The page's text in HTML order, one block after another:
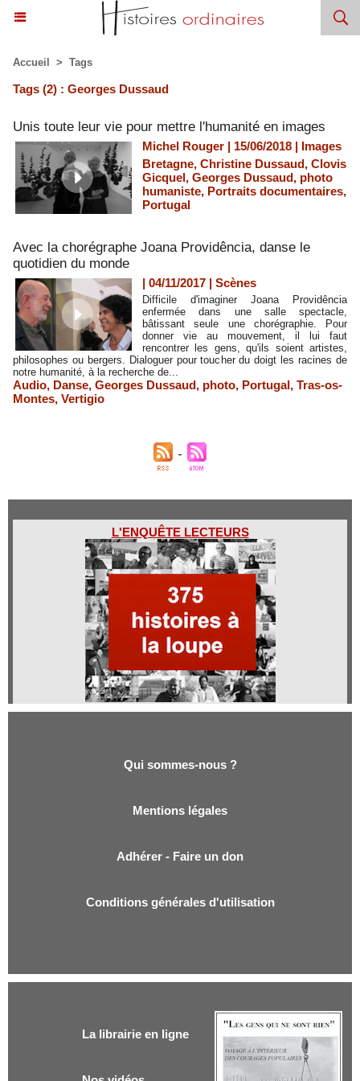
Accueil > Tags
Tags (2) : Georges Dussaud
Unis toute leur vie pour mettre l'humanité en images
Michel Rouger | 15/06/2018 | Images
Bretagne, Christine Dussaud, Clovis
Gicquel, Georges Dussaud, photo
humaniste, Portraits documentaires,
Portugal
Avec la chorégraphe Joana Providência, danse le
quotidien du monde
| 04/11/2017 | Scènes
Difficile d'imaginer Joana Providência
enfermée dans une salle spectacle,
bâtissant seule une chorégraphie. Pour
donner vie au mouvement, il lui faut
rencontrer les gens, qu'ils soient artistes,
philosophes ou bergers. Dialoguer pour toucher du doigt les racines de
notre humanité, à la recherche de...
Audio, Danse, Georges Dussaud, photo, Portugal, Tras-os-
Montes, Vertigio
L'ENQUÊTE LECTEURS
Qui sommes-nous ?
Mentions légales
Adhérer - Faire un don
Conditions générales d'utilisation
La librairie en ligne